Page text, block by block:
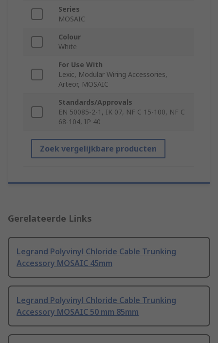
Series
MOSAIC
Colour
White
For Use With
Lexic, Modular Wiring Accessories,
Arteor, MOSAIC
Standards/Approvals
EN 50085-2-1, IK 07, NF C 15-100, NF C
68-104, IP 40
Zoek vergelijkbare producten
Gerelateerde Links
Legrand Polyvinyl Chloride Cable Trunking
Accessory MOSAIC 45mm
Legrand Polyvinyl Chloride Cable Trunking
Accessory MOSAIC 50 mm 85mm